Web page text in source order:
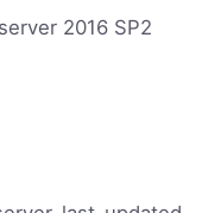
2016 SP2